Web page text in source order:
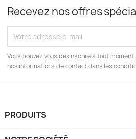
Recevez nos offres
Vous pouvez vous désinscrire à tout
nos informations de contact dans les
PRODUITS